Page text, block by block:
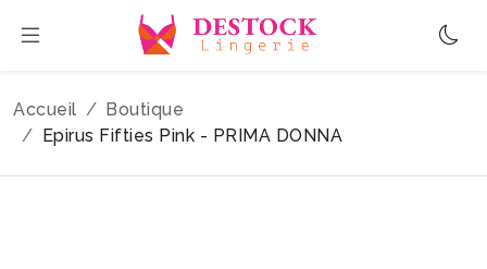
Accueil
Boutique
Epirus Fifties Pink - PRIMA DONNA